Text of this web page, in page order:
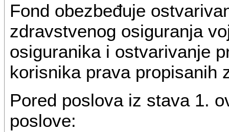
Fond obezbeđuje
zdravstvenog osiguranja
osiguranika i ostvarivanje
korisnika prava propisanih
Pored poslova iz stava 1.
poslove: